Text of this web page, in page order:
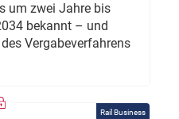
um zwei Jahre bis
bekannt – und
Vergabeverfahrens
Rail Business